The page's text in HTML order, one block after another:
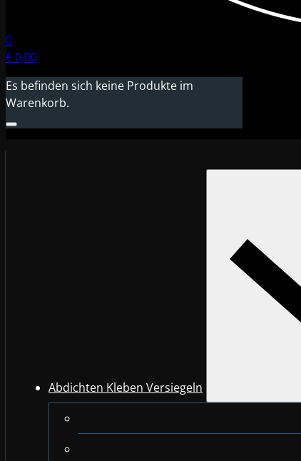
0
€0,00
Es befinden sich keine Produkte im
Warenkorb.
Abdichten Kleben Versiegeln